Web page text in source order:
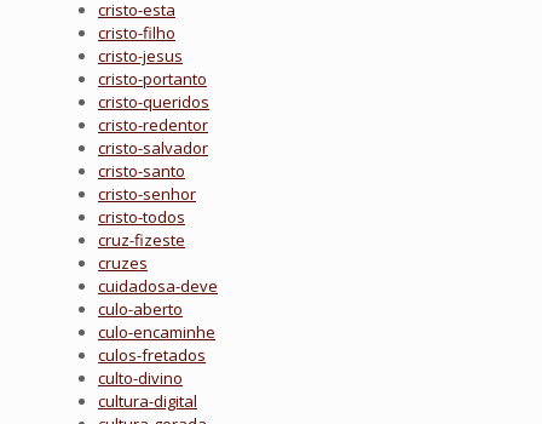
cristo-esta
cristo-filho
cristo-jesus
cristo-portanto
cristo-queridos
cristo-redentor
cristo-salvador
cristo-santo
cristo-senhor
cristo-todos
cruz-fizeste
cruzes
cuidadosa-deve
culo-aberto
culo-encaminhe
culos-fretados
culto-divino
cultura-digital